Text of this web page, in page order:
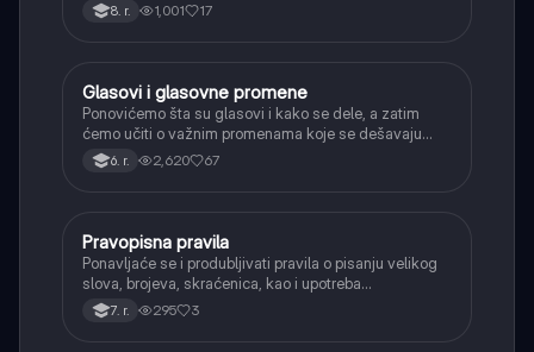
8. r. 1,001 17
Srpski jezik
Glasovi i glasovne promene
Ponovićemo šta su glasovi i kako se dele, a zatim
ćemo učiti o važnim promenama koje se dešavaju
kada se glasovi nađu jedan pored drugog u rečima
(npr. jednačenje suglasnika po zvučnosti i mestu
6. r. 2,620 67
Srpski jezik
Pravopisna pravila
Ponavljaće se i produbljivati pravila o pisanju velikog
slova, brojeva, skraćenica, kao i upotreba
interpunkcije, sa posebnim fokusom na zarez u
složenoj rečenici.
7. r. 295 3